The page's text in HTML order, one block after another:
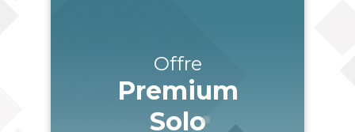
Offre
Premium
Solo